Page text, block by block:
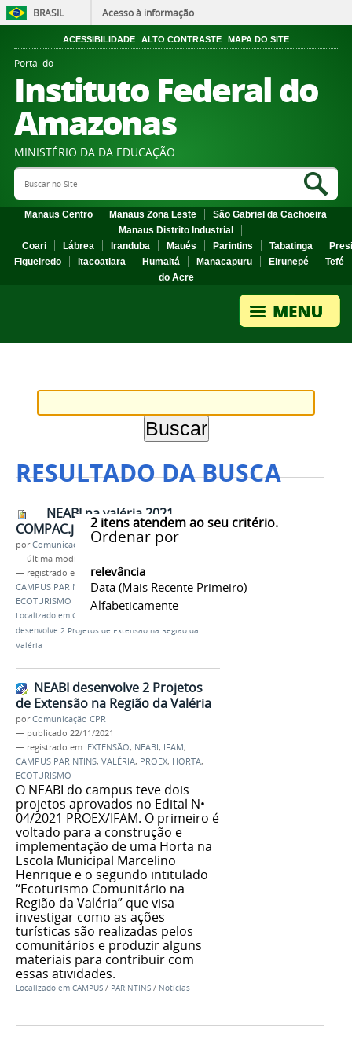
BRASIL Acesso à informação
ACESSIBILIDADE ALTO CONTRASTE MAPA DO SITE
Portal do
Instituto Federal do
Amazonas
MINISTÉRIO DA DA EDUCAÇÃO
Search Site
Manaus Centro Manaus Zona Leste
São Gabriel da Cachoeira
Manaus Distrito Industrial
Coari
Lábrea Iranduba Maués Parintins Tabatinga
Figueiredo
Itacoatiara Humaitá Manacapuru Eirunepé
Tefé
do Acre
RESULTADO DA BUSCA
2itens atendem ao seu critério.
Ordenar por
relevância
Data (mais Recente Primeiro)
Alfabeticamente
NEABI na valéria 2021
COMPAC.jpg
porComunicação CPR
— última modificação
— registrado em:
EXTENSÃO,NEABI
CAMPUS PARINTINS,VALÉRIA,PROEX,HORTA,
ECOTURISMO
Localizado em CAMPUS
desenvolve 2 Projetos de Extensão na Região da
Valéria
NEABI desenvolve 2 Projetos
de Extensão na Região da Valéria
porComunicação CPR
— publicado 22/11/2021
— registrado em: EXTENSÃO, NEABI, IFAM,
CAMPUS PARINTINS, VALÉRIA, PROEX, HORTA,
ECOTURISMO
O NEABI do campus teve dois
projetos aprovados no Edital N•
04/2021 PROEX/IFAM. O primeiro é
voltado para a construção e
implementação de uma Horta na
Escola Municipal Marcelino
Henrique e o segundo intitulado
“Ecoturismo Comunitário na
Região da Valéria” que visa
investigar como as ações
turísticas são realizadas pelos
comunitários e produzir alguns
materiais para contribuir com
essas atividades.
Localizado em CAMPUS / PARINTINS / Notícias